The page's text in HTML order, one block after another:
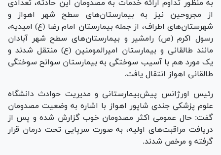
به منظور تداوم ارائه خدمات به مصدومان این حادثه، تعدادی
از مجروحین نیز به بیمارستان‌های سطح شهر اهواز و
شهرستان‌های اطراف، از جمله بیمارستان امام رضا (ع) امیدیه،
رسول اکرم (ص) رامشیر و بیمارستان‌های سطح شهر آبادان
مانند طالقانی و بیمارستان امیرالمومنین (ع) منتقل شدند و
یک مورد هم با آسیب سوختگی به بیمارستان سوانح سوختگی
طالقانی اهواز انتقال یافت.
رئیس اورژانس پیش‌بیمارستانی و مدیریت حوادث دانشگاه
علوم پزشکی جندی شاپور اهواز با اشاره به وضعیت مصدومان
گفت: حال عمومی اکثر مصدومان خوب گزارش شده و پس از
دریافت مراقبت‌های اولیه، به صورت سرپایی تحت درمان قرار
گرفته و مرخص شدند.